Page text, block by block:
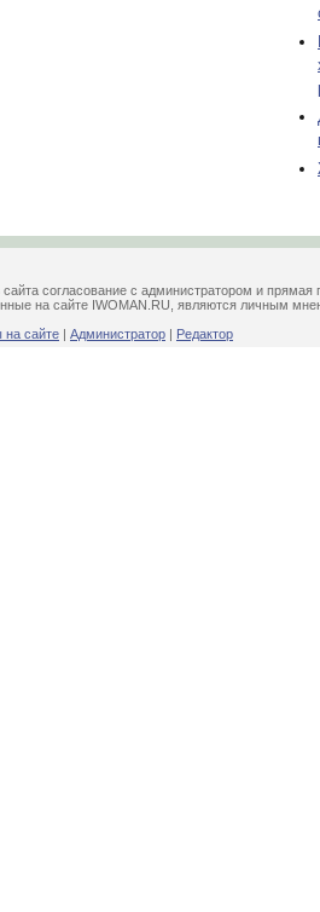
согласование с администратором и прямая
на сайте IWOMAN.RU, являются личным
сайте | Администратор | Редактор